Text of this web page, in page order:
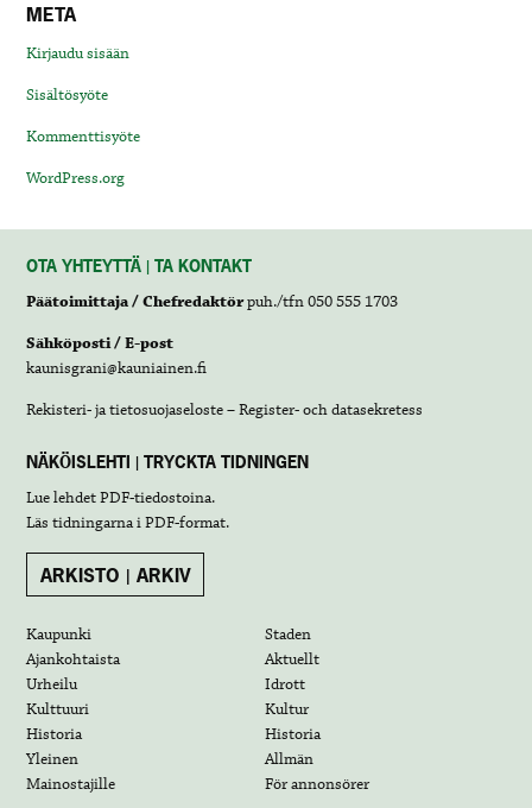
META
Kirjaudu sisään
Sisältösyöte
Kommenttisyöte
WordPress.org
OTA YHTEYTTÄ | TA KONTAKT
Päätoimittaja / Chefredaktörpuh./tfn 050 555 1703
Sähköposti / E-post
kaunisgrani@kauniainen.fi
Rekisteri- ja tietosuojaseloste – Register- och datasekretess
NÄKÖISLEHTI | TRYCKTA TIDNINGEN
Lue lehdetPDF-tiedostoina.
Läs tidningarna iPDF-format.
ARKISTO | ARKIV
Kaupunki
Staden
Ajankohtaista
Aktuellt
Urheilu
Idrott
Kulttuuri
Kultur
Historia
Historia
Yleinen
Allmän
Mainostajille
För annonsörer